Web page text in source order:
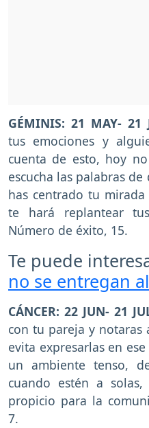
GÉMINIS: 21 MAY- 21
tus emociones y
cuenta de esto, hoy
escucha las palabras
has centrado tu
te hará replantear
Número de éxito, 15.
Te puede
no se entregan
CÁNCER: 22 JUN- 21
con tu pareja y notaras
evita expresarlas en
un ambiente tenso,
cuando estén a
propicio para la
7.